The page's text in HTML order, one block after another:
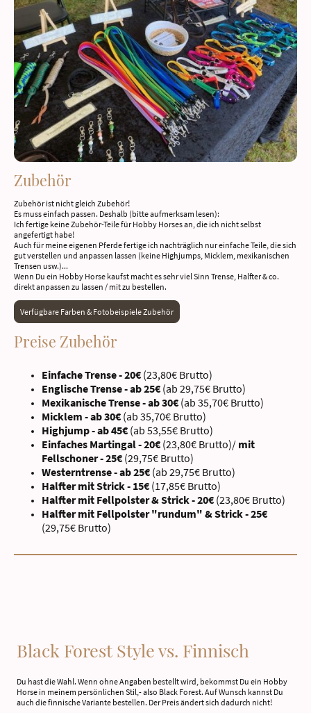
Zubehör
Zubehör ist nicht gleich Zubehör!
Es muss einfach passen. Deshalb (bitte aufmerksam lesen):
Ich fertige keine Zubehör-Teile für Hobby Horses an, die ich nicht selbst
angefertigt habe!
Auch für meine eigenen Pferde fertige ich nachträglich nur einfache Teile, die sich
gut verstellen und anpassen lassen (keine Highjumps, Micklem, mexikanischen
Trensen usw.)...
Wenn Du ein Hobby Horse kaufst macht es sehr viel Sinn Trense, Halfter & co.
direkt anpassen zu lassen / mit zu bestellen.
Verfügbare Farben & Fotobeispiele Zubehör
Preise Zubehör
Einfache Trense - 20€ (23,80€ Brutto)
Englische Trense - ab 25€ (ab 29,75€ Brutto)
Mexikanische Trense - ab 30€ (ab 35,70€ Brutto)
Micklem - ab 30€ (ab 35,70€ Brutto)
Highjump - ab 45€ (ab 53,55€ Brutto)
Einfaches Martingal - 20€ (23,80€ Brutto)/ mit
Fellschoner - 25€ (29,75€ Brutto)
Westerntrense - ab 25€ (ab 29,75€ Brutto)
Halfter mit Strick - 15€ (17,85€ Brutto)
Halfter mit Fellpolster & Strick - 20€ (23,80€ Brutto)
Halfter mit Fellpolster "rundum" & Strick - 25€
(29,75€ Brutto)
Black Forest Style vs. Finnisch
Du hast die Wahl. Wenn ohne Angaben bestellt wird, bekommst Du ein Hobby
Horse in meinem persönlichen Stil,- also Black Forest. Auf Wunsch kannst Du
auch die finnische Variante bestellen. Der Preis ändert sich dadurch nicht!